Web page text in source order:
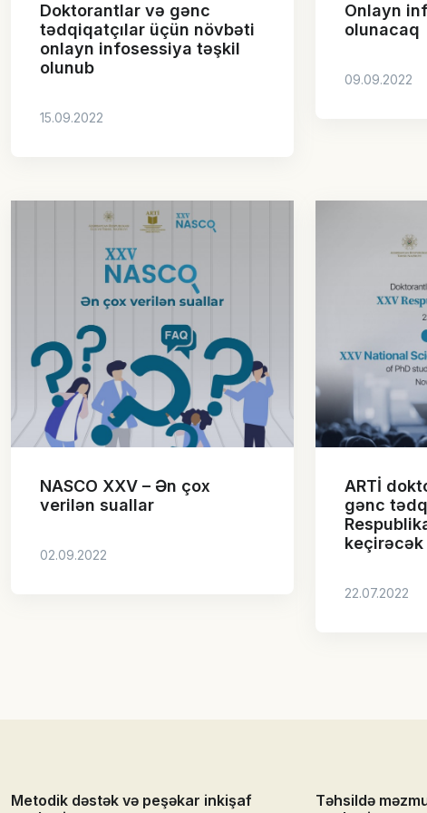
Doktorantlar və gənc
tədqiqatçılar üçün növbəti
onlayn infosessiya təşkil
olunub
15.09.2022
Onlayn
olunacaq
09.09.2022
NASCO XXV – Ən çox
verilən suallar
02.09.2022
ARTİ
gənc
keçirəcək
22.07.2022
Metodik dəstək və peşəkar inkişaf
Təhsildə